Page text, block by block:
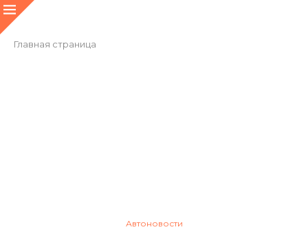
Главная страница
Автоновости